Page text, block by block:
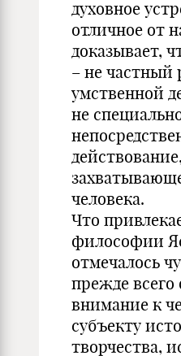
духовное
отличное от
доказывает,
– не частный
умственной
не
действование,
человека.
Что
философии
отмечалось
прежде всего
внимание к
субъекту
творчества,